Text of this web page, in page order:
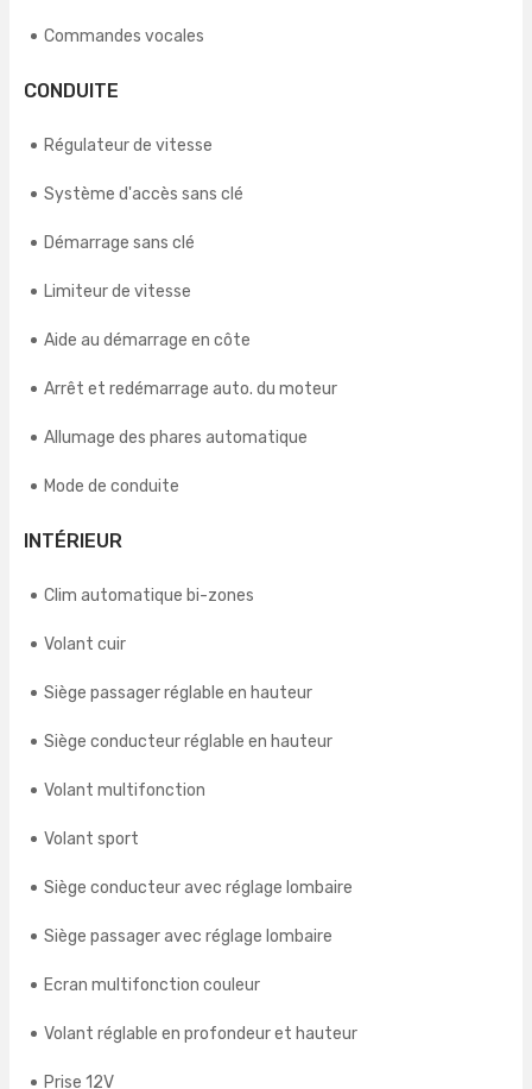
Commandes vocales
CONDUITE
Régulateur de vitesse
Système d'accès sans clé
Démarrage sans clé
Limiteur de vitesse
Aide au démarrage en côte
Arrêt et redémarrage auto. du moteur
Allumage des phares automatique
Mode de conduite
INTÉRIEUR
Clim automatique bi-zones
Volant cuir
Siège passager réglable en hauteur
Siège conducteur réglable en hauteur
Volant multifonction
Volant sport
Siège conducteur avec réglage lombaire
Siège passager avec réglage lombaire
Ecran multifonction couleur
Volant réglable en profondeur et hauteur
Prise 12V